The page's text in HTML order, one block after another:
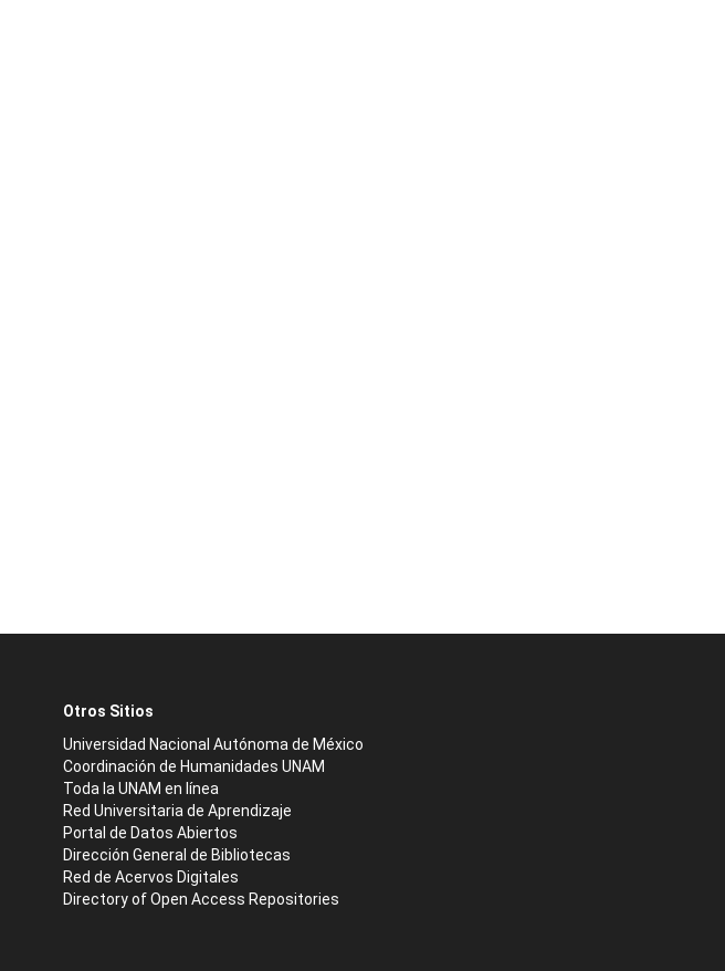
Otros Sitios
Universidad Nacional Autónoma de México
Coordinación de Humanidades UNAM
Toda la UNAM en línea
Red Universitaria de Aprendizaje
Portal de Datos Abiertos
Dirección General de Bibliotecas
Red de Acervos Digitales
Directory of Open Access Repositories